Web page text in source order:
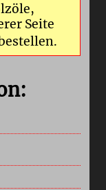
Seite